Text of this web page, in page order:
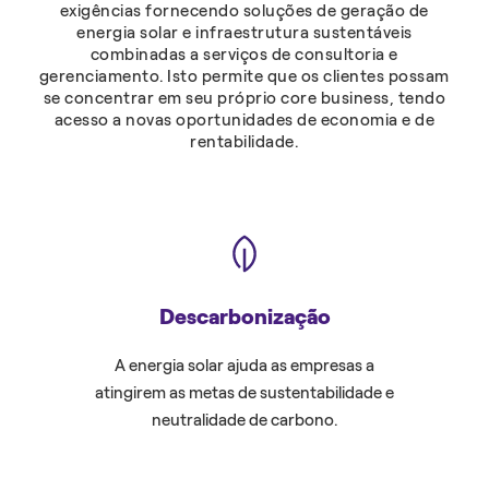
exigências fornecendo soluções de geração de
energia solar e infraestrutura sustentáveis
combinadas a serviços de consultoria e
gerenciamento. Isto permite que os clientes possam
se concentrar em seu próprio core business, tendo
acesso a novas oportunidades de economia e de
rentabilidade.
Descarbonização
A energia solar ajuda as empresas a
atingirem as metas de sustentabilidade e
neutralidade de carbono.